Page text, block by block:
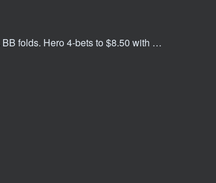
folds. Hero 4-bets to $8.50 with …